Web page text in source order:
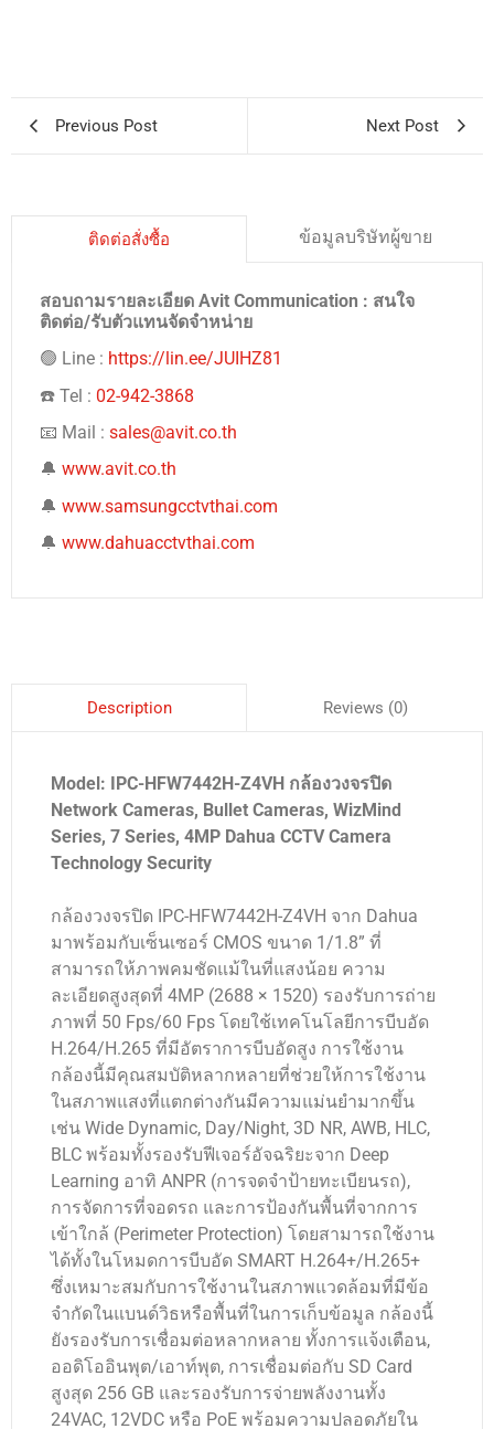
Previous Post Next Post
ติดต่อสั่งซื้อ ข้อมูลบริษัทผู้ขาย
สอบถามรายละเอียด Avit Communication : สนใจ
ติดต่อ/รับตัวแทนจัดจำหน่าย
🟢 Line : https://lin.ee/JUIHZ81
☎️ Tel : 02-942-3868
📧 Mail : sales@avit.co.th
🔔 www.avit.co.th
🔔 www.samsungcctvthai.com
🔔 www.dahuacctvthai.com
Description Reviews (0)
Model: IPC-HFW7442H-Z4VH กล้องวงจรปิด
Network Cameras, Bullet Cameras, WizMind
Series, 7 Series, 4MP Dahua CCTV Camera
Technology Security
กล้องวงจรปิด IPC-HFW7442H-Z4VH จาก Dahua
มาพร้อมกับเซ็นเซอร์ CMOS ขนาด 1/1.8” ที่
สามารถให้ภาพคมชัดแม้ในที่แสงน้อย ความ
ละเอียดสูงสุดที่ 4MP (2688 × 1520) รองรับการถ่าย
ภาพที่ 50 Fps/60 Fps โดยใช้เทคโนโลยีการบีบอัด
H.264/H.265 ที่มีอัตราการบีบอัดสูง การใช้งาน
กล้องนี้มีคุณสมบัติหลากหลายที่ช่วยให้การใช้งาน
ในสภาพแสงที่แตกต่างกันมีความแม่นยำมากขึ้น
เช่น Wide Dynamic, Day/Night, 3D NR, AWB, HLC,
BLC พร้อมทั้งรองรับฟีเจอร์อัจฉริยะจาก Deep
Learning อาทิ ANPR (การจดจำป้ายทะเบียนรถ),
การจัดการที่จอดรถ และการป้องกันพื้นที่จากการ
เข้าใกล้ (Perimeter Protection) โดยสามารถใช้งาน
ได้ทั้งในโหมดการบีบอัด SMART H.264+/H.265+
ซึ่งเหมาะสมกับการใช้งานในสภาพแวดล้อมที่มีข้อ
จำกัดในแบนด์วิธหรือพื้นที่ในการเก็บข้อมูล กล้องนี้
ยังรองรับการเชื่อมต่อหลากหลาย ทั้งการแจ้งเตือน,
ออดิโออินพุต/เอาท์พุต, การเชื่อมต่อกับ SD Card
สูงสุด 256 GB และรองรับการจ่ายพลังงานทั้ง
24VAC, 12VDC หรือ PoE พร้อมความปลอดภัยใน